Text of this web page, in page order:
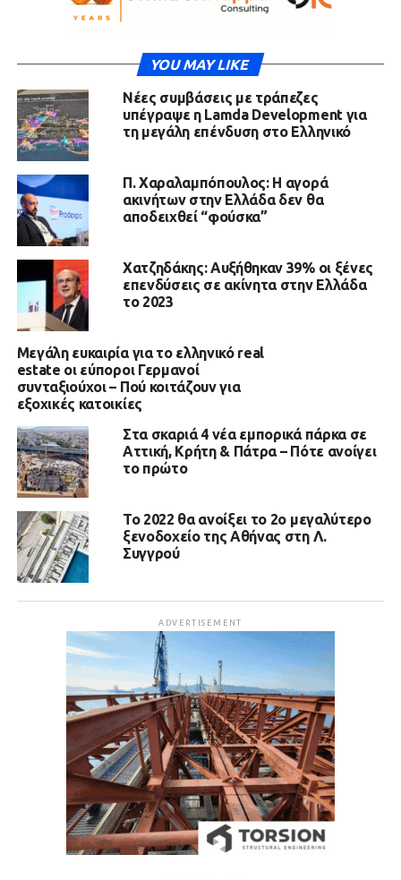
YOU MAY LIKE
Νέες συμβάσεις με τράπεζες
υπέγραψε η Lamda Development για
τη μεγάλη επένδυση στο Ελληνικό
Π. Χαραλαμπόπουλος: Η αγορά
ακινήτων στην Ελλάδα δεν θα
αποδειχθεί “φούσκα”
Χατζηδάκης: Αυξήθηκαν 39% οι ξένες
επενδύσεις σε ακίνητα στην Ελλάδα
το 2023
Μεγάλη ευκαιρία για το ελληνικό real
estate οι εύποροι Γερμανοί
συνταξιούχοι – Πού κοιτάζουν για
εξοχικές κατοικίες
Στα σκαριά 4 νέα εμπορικά πάρκα σε
Αττική, Κρήτη & Πάτρα – Πότε ανοίγει
το πρώτο
To 2022 θα ανοίξει το 2o μεγαλύτερο
ξενοδοχείο της Αθήνας στη Λ.
Συγγρού
ADVERTISEMENT